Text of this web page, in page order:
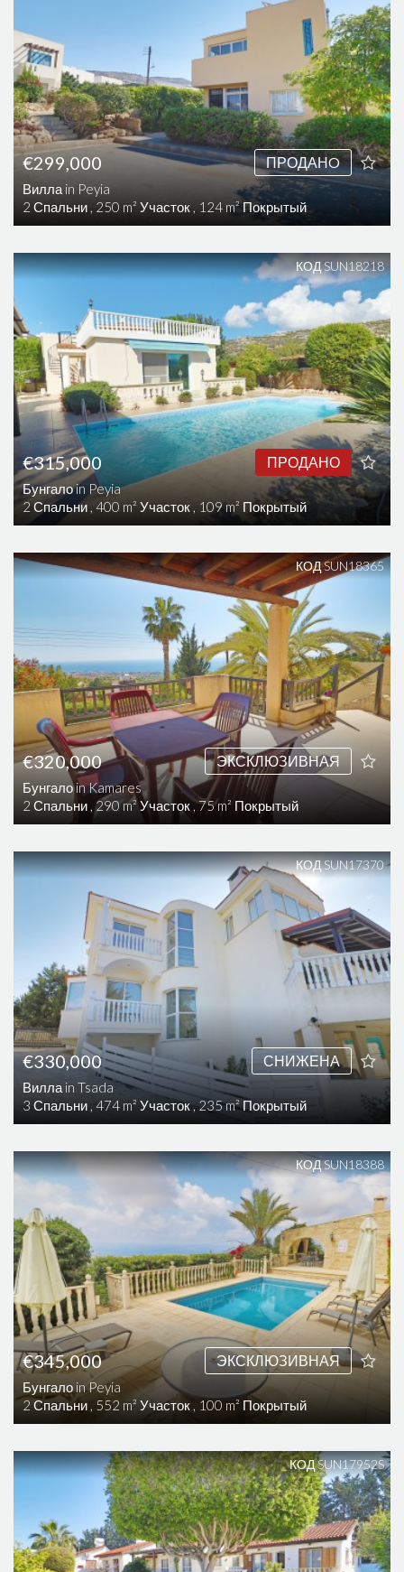
ПРОДАНO
€299,000
Вилла in Peyia
2 Спальни , 250 m² Участок , 124 m² Покрытый
ПРОДАНО
€315,000
Бунгало in Peyia
2 Спальни , 400 m² Участок , 109 m² Покрытый
КОД SUN18218
ЭКСКЛЮЗИВНАЯ
€320,000
Бунгало in Kamares
2 Спальни , 290 m² Участок , 75 m² Покрытый
КОД SUN18365
СНИЖЕНА
€330,000
Вилла in Tsada
3 Спальни , 474 m² Участок , 235 m² Покрытый
КОД SUN17370
ЭКСКЛЮЗИВНАЯ
€345,000
Бунгало in Peyia
2 Спальни , 552 m² Участок , 100 m² Покрытый
КОД SUN18388
КОД SUN17952S